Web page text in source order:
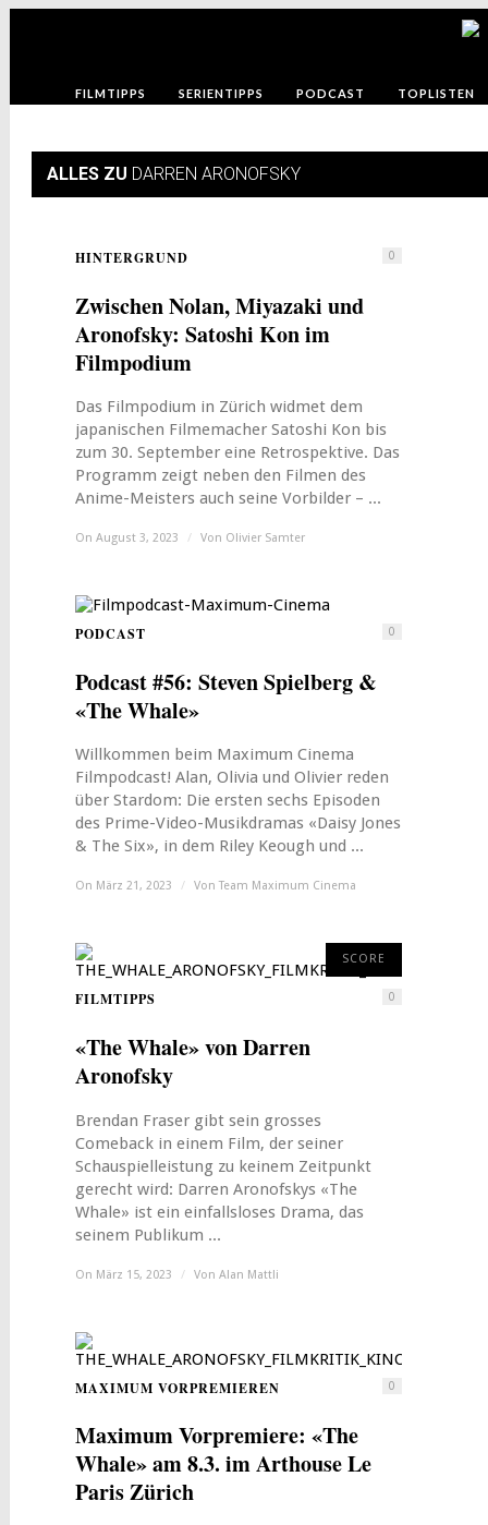
FILMTIPPS SERIENTIPPS PODCAST TOPLISTEN
ALLES ZU DARREN ARONOFSKY
HINTERGRUND 0
Zwischen Nolan, Miyazaki und
Aronofsky: Satoshi Kon im
Filmpodium
Das Filmpodium in Zürich widmet dem
japanischen Filmemacher Satoshi Kon bis
zum 30. September eine Retrospektive. Das
Programm zeigt neben den Filmen des
Anime-Meisters auch seine Vorbilder – ...
On August 3, 2023 / Von Olivier Samter
PODCAST 0
Podcast #56: Steven Spielberg &
«The Whale»
Willkommen beim Maximum Cinema
Filmpodcast! Alan, Olivia und Olivier reden
über Stardom: Die ersten sechs Episoden
des Prime-Video-Musikdramas «Daisy Jones
& The Six», in dem Riley Keough und ...
On März 21, 2023 / VonTeam Maximum Cinema
SCORE
FILMTIPPS 0
«The Whale» von Darren
Aronofsky
Brendan Fraser gibt sein grosses
Comeback in einem Film, der seiner
Schauspielleistung zu keinem Zeitpunkt
gerecht wird: Darren Aronofskys «The
Whale» ist ein einfallsloses Drama, das
seinem Publikum ...
On März 15, 2023 / Von Alan Mattli
MAXIMUM VORPREMIEREN 0
Maximum Vorpremiere: «The
Whale» am 8.3. im Arthouse Le
Paris Zürich